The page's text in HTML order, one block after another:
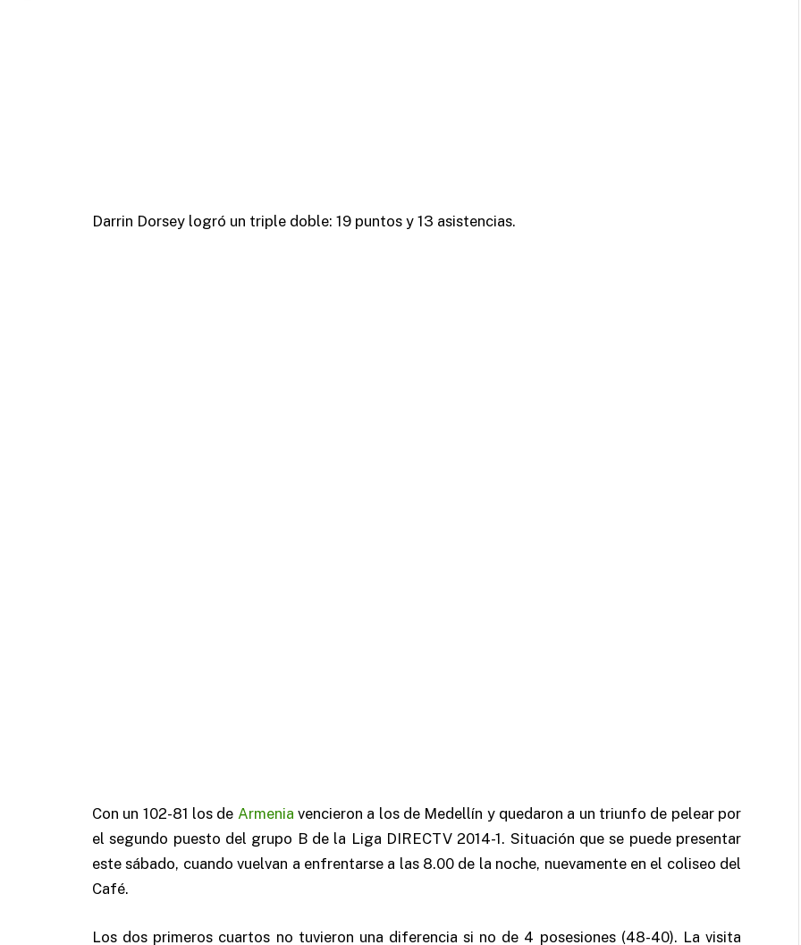
Darrin Dorsey logró un triple doble: 19 puntos y 13 asistencias.
Con un 102-81 los de Armenia vencieron a los de Medellín y quedaron a un triunfo de pelear por
el segundo puesto del grupo B de la Liga DIRECTV 2014-1. Situación que se puede presentar
este sábado, cuando vuelvan a enfrentarse a las 8.00 de la noche, nuevamente en el coliseo del
Café.
Los dos primeros cuartos no tuvieron una diferencia si no de 4 posesiones (48-40). La visita